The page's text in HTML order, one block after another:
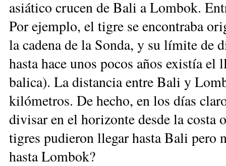
asiático crucen de Bali a Lombok.
Por ejemplo, el tigre se encontraba
la cadena de la Sonda, y su límite de
hasta hace unos pocos años existía
balica). La distancia entre Bali y
kilómetros. De hecho, en los días
divisar en el horizonte desde la costa
tigres pudieron llegar hasta Bali pero
hasta Lombok?